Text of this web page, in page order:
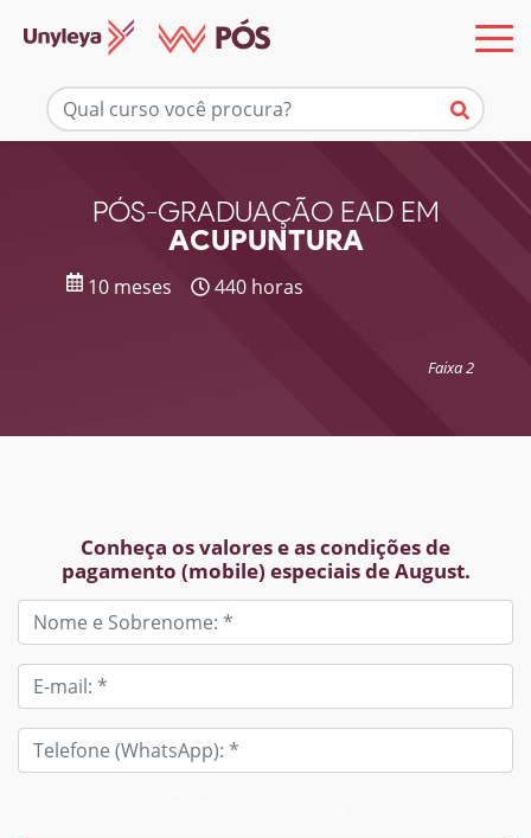
PÓS-GRADUAÇÃO EAD EM
ACUPUNTURA
10 meses 440 horas
Faixa 2
Conheça os valores e as condições de
pagamento (mobile) especiais de August.
Mais informações